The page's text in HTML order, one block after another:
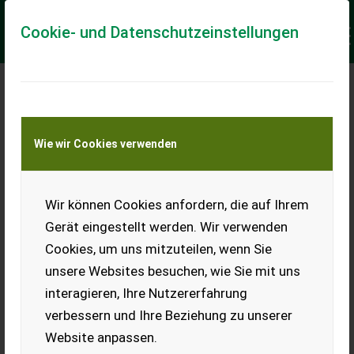
Cookie- und Datenschutzeinstellungen
Wie wir Cookies verwenden
Wir können Cookies anfordern, die auf Ihrem
Gerät eingestellt werden. Wir verwenden
Cookies, um uns mitzuteilen, wenn Sie
unsere Websites besuchen, wie Sie mit uns
interagieren, Ihre Nutzererfahrung
verbessern und Ihre Beziehung zu unserer
Website anpassen.
Meine Transportkostenanfrage
Transport von Land- und Baumaschinen –
KEINE Tiertransporte
Ladeort
Ort